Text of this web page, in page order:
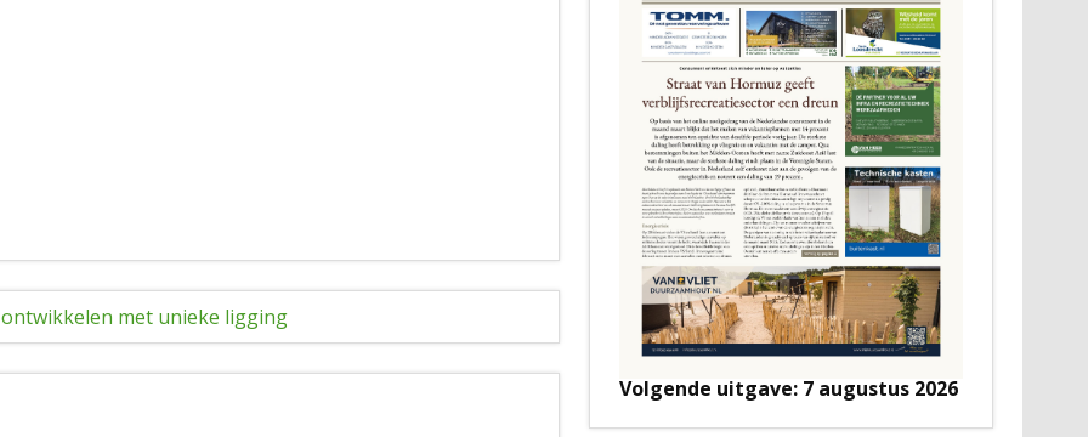
met unieke ligging
Volgende uitgave: 7 augustus 2026